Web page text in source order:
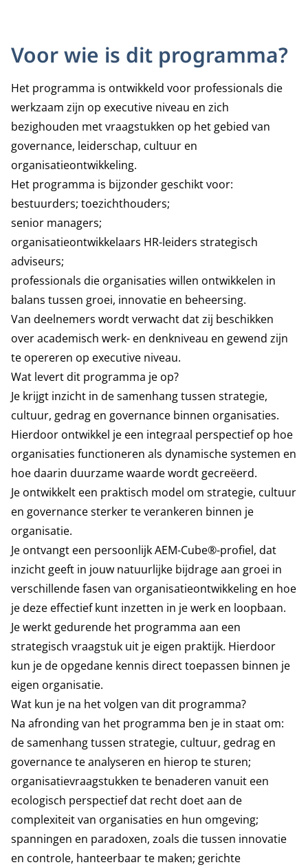
Voor wie is dit programma?
Het programma is ontwikkeld voor professionals die
werkzaam zijn op executive niveau en zich
bezighouden met vraagstukken op het gebied van
governance, leiderschap, cultuur en
organisatieontwikkeling.
Het programma is bijzonder geschikt voor:
bestuurders; toezichthouders;
senior managers;
organisatieontwikkelaars HR-leiders strategisch
adviseurs;
professionals die organisaties willen ontwikkelen in
balans tussen groei, innovatie en beheersing.
Van deelnemers wordt verwacht dat zij beschikken
over academisch werk- en denkniveau en gewend zijn
te opereren op executive niveau.
Wat levert dit programma je op?
Je krijgt inzicht in de samenhang tussen strategie,
cultuur, gedrag en governance binnen organisaties.
Hierdoor ontwikkel je een integraal perspectief op hoe
organisaties functioneren als dynamische systemen en
hoe daarin duurzame waarde wordt gecreëerd.
Je ontwikkelt een praktisch model om strategie, cultuur
en governance sterker te verankeren binnen je
organisatie.
Je ontvangt een persoonlijk AEM-Cube®-profiel, dat
inzicht geeft in jouw natuurlijke bijdrage aan groei in
verschillende fasen van organisatieontwikkeling en hoe
je deze effectief kunt inzetten in je werk en loopbaan.
Je werkt gedurende het programma aan een
strategisch vraagstuk uit je eigen praktijk. Hierdoor
kun je de opgedane kennis direct toepassen binnen je
eigen organisatie.
Wat kun je na het volgen van dit programma?
Na afronding van het programma ben je in staat om:
de samenhang tussen strategie, cultuur, gedrag en
governance te analyseren en hierop te sturen;
organisatievraagstukken te benaderen vanuit een
ecologisch perspectief dat recht doet aan de
complexiteit van organisaties en hun omgeving;
spanningen en paradoxen, zoals die tussen innovatie
en controle, hanteerbaar te maken; gerichte